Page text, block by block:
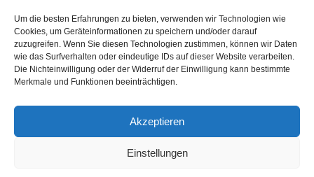
Um die besten Erfahrungen zu bieten, verwenden wir Technologien wie
Cookies, um Geräteinformationen zu speichern und/oder darauf
zuzugreifen. Wenn Sie diesen Technologien zustimmen, können wir Daten
wie das Surfverhalten oder eindeutige IDs auf dieser Website verarbeiten.
Die Nichteinwilligung oder der Widerruf der Einwilligung kann bestimmte
Merkmale und Funktionen beeinträchtigen.
Akzeptieren
Einstellungen
Konto: 60-742493-7
IBAN: CH31 0900 0000 6074 2493 7
BIC: POFICHBEXXX
CBN Deutschland © 2024
Kontakt
Impressum